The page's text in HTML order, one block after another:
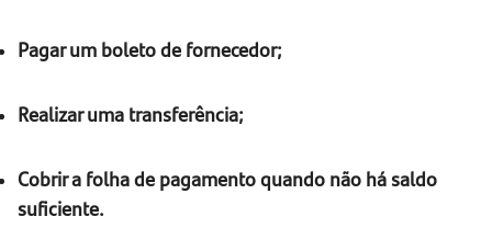
Pagar um boleto de fornecedor;
Realizar uma transferência;
Cobrir a folha de pagamento quando não há saldo
suficiente.